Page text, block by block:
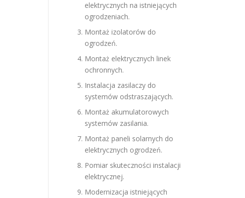
elektrycznych na istniejących
ogrodzeniach.
Montaż izolatorów do
ogrodzeń.
Montaż elektrycznych linek
ochronnych.
Instalacja zasilaczy do
systemów odstraszających.
Montaż akumulatorowych
systemów zasilania.
Montaż paneli solarnych do
elektrycznych ogrodzeń.
Pomiar skuteczności instalacji
elektrycznej.
Modernizacja istniejących